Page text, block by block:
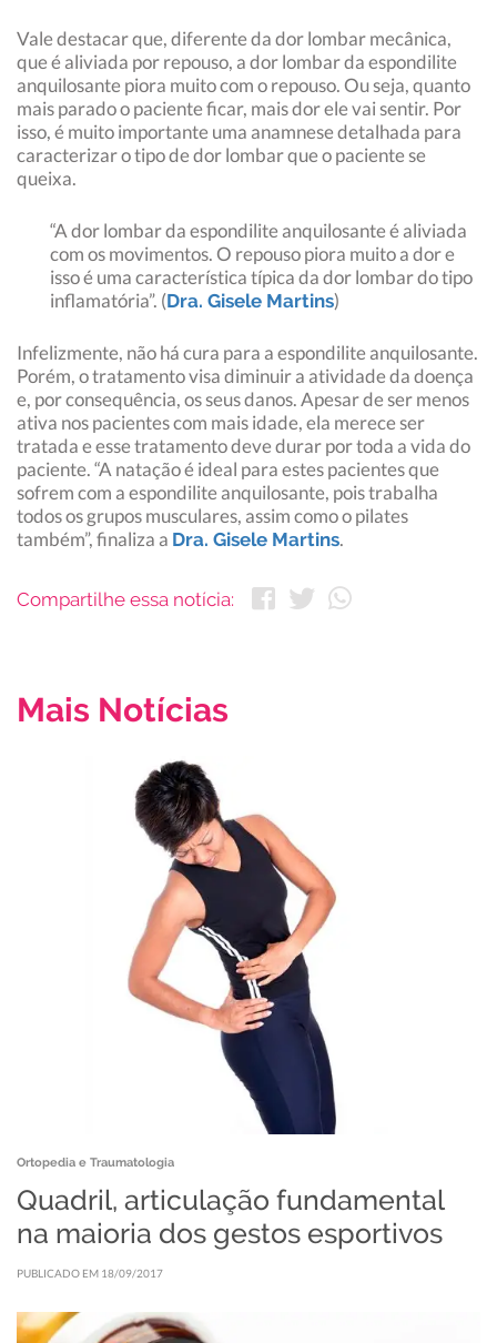
Vale destacar que, diferente da dor lombar mecânica,
que é aliviada por repouso, a dor lombar da espondilite
anquilosante piora muito com o repouso. Ou seja, quanto
mais parado o paciente ficar, mais dor ele vai sentir. Por
isso, é muito importante uma anamnese detalhada para
caracterizar o tipo de dor lombar que o paciente se
queixa.
“A dor lombar da espondilite anquilosante é aliviada
com os movimentos. O repouso piora muito a dor e
isso é uma característica típica da dor lombar do tipo
inflamatória”. (Dra. Gisele Martins)
Infelizmente, não há cura para a espondilite anquilosante.
Porém, o tratamento visa diminuir a atividade da doença
e, por consequência, os seus danos. Apesar de ser menos
ativa nos pacientes com mais idade, ela merece ser
tratada e esse tratamento deve durar por toda a vida do
paciente. “A natação é ideal para estes pacientes que
sofrem com a espondilite anquilosante, pois trabalha
todos os grupos musculares, assim como o pilates
também”, finaliza a Dra. Gisele Martins.
Compartilhe essa notícia:
Mais Notícias
Ortopedia e Traumatologia
Quadril, articulação fundamental
na maioria dos gestos esportivos
PUBLICADO EM 18/09/2017